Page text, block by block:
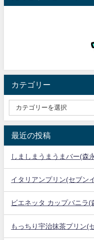
カテゴリー
最近の投稿
しましまうまうまバー(森
イタリアンプリン(セブン
ビエネッタ カップバニラ
もっちり宇治抹茶プリン(